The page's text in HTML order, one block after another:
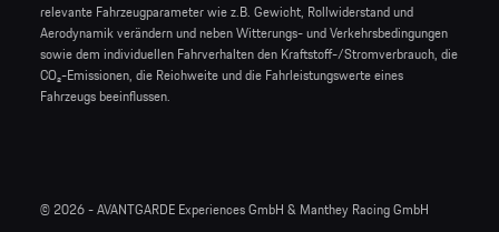
relevante Fahrzeugparameter wie z.B. Gewicht, Rollwiderstand und
Aerodynamik verändern und neben Witterungs- und Verkehrsbedingungen
sowie dem individuellen Fahrverhalten den Kraftstoff-/Stromverbrauch, die
CO₂-Emissionen, die Reichweite und die Fahrleistungswerte eines
Fahrzeugs beeinflussen.
© 2026 - AVANTGARDE Experiences GmbH & Manthey Racing GmbH